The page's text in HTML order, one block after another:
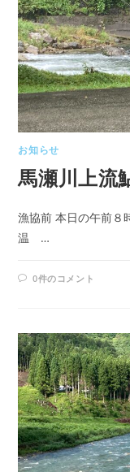
お知らせ
馬瀬川上流
漁協前 本日の午前
温 …
0件のコメント